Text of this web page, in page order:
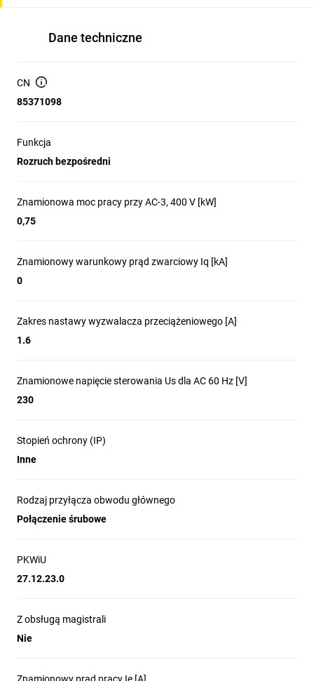
Dane techniczne
CN
85371098
Funkcja
Rozruch bezpośredni
Znamionowa moc pracy przy AC-3, 400 V [kW]
0,75
Znamionowy warunkowy prąd zwarciowy Iq [kA]
0
Zakres nastawy wyzwalacza przeciążeniowego [A]
1.6
Znamionowe napięcie sterowania Us dla AC 60 Hz [V]
230
Stopień ochrony (IP)
Inne
Rodzaj przyłącza obwodu głównego
Połączenie śrubowe
PKWiU
27.12.23.0
Z obsługą magistrali
Nie